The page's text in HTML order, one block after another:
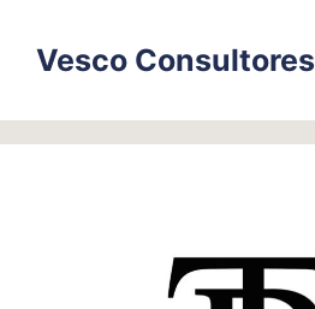
contentVesco Consultores